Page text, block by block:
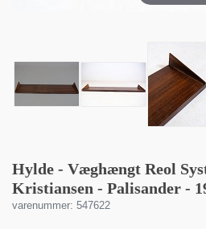
Hylde - Væghængt Reol
Kristiansen - Palisander -
varenummer: 547622